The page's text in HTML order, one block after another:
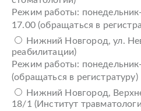
Режим работы:
17.00 (обращаться в
Нижний Новгород, ул.
реабилитации)
Режим работы:
(обращаться в регистратуру)
Нижний Новгород,
18/1 (Институт